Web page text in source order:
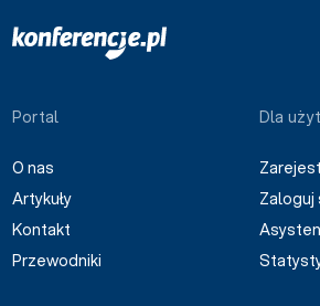
Portal
O nas
Artykuły
Kontakt
Przewodniki
Dla
Zaloguj